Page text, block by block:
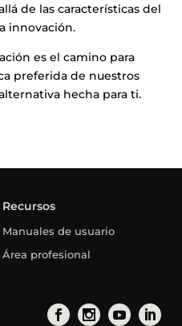
de las características del
innovación.
es el camino para
preferida de nuestros
hecha para ti.
Recursos
Manuales de usuario
Área profesional